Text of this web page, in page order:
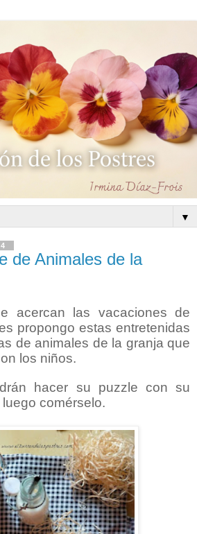
▼
de Animales de la
acercan las vacaciones de
propongo estas entretenidas
de animales de la granja que
los niños.
hacer su puzzle con su
comérselo.